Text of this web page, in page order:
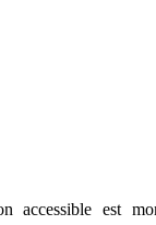
accessible est